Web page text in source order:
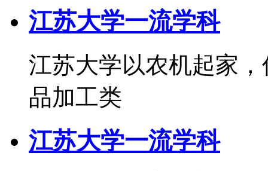
江苏大学一流学科
江苏大学以农机起家
品加工类
江苏大学一流学科